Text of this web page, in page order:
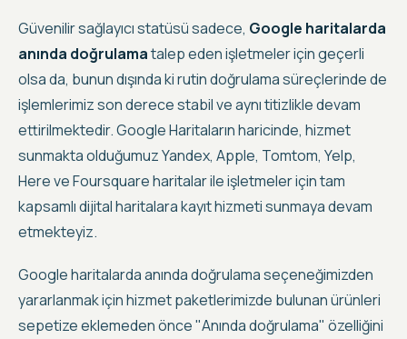
Güvenilir sağlayıcı statüsü sadece, Google haritalarda
anında doğrulamatalep eden işletmeler için geçerli
olsa da, bunun dışında ki rutin doğrulama süreçlerinde de
işlemlerimiz son derece stabil ve aynı titizlikle devam
ettirilmektedir. Google Haritaların haricinde, hizmet
sunmakta olduğumuz Yandex, Apple, Tomtom, Yelp,
Here ve Foursquare haritalar ile işletmeler için tam
kapsamlı dijital haritalara kayıt hizmeti sunmaya devam
etmekteyiz.
Google haritalarda anında doğrulama seçeneğimizden
yararlanmak için hizmet paketlerimizde bulunan ürünleri
sepetize eklemeden önce "Anında doğrulama" özelliğini